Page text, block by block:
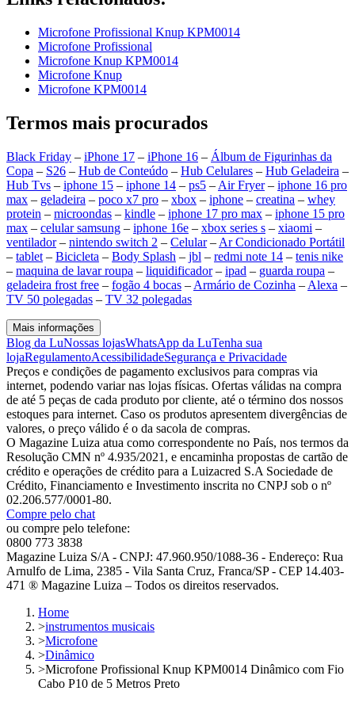
Microfone Profissional Knup KPM0014
Microfone Profissional
Microfone Knup KPM0014
Microfone Knup
Microfone KPM0014
Termos mais procurados
Black Friday – iPhone 17 – iPhone 16 – Álbum de Figurinhas da
Copa – S26 – Hub de Conteúdo – Hub Celulares – Hub Geladeira –
Hub Tvs – iphone 15 – iphone 14 – ps5 – Air Fryer– iphone 16 pro
max – geladeira – poco x7 pro – xbox – iphone – creatina – whey
protein – microondas – kindle – iphone 17 pro max – iphone 15 pro
max – celular samsung – iphone 16e – xbox series s – xiaomi –
ventilador– nintendo switch 2 – Celular– Ar Condicionado Portátil
– tablet – Bicicleta – Body Splash – jbl – redmi note 14 – tenis nike
– maquina de lavar roupa – liquidificador– ipad – guarda roupa –
geladeira frost free – fogão 4 bocas – Armário de Cozinha – Alexa –
TV 50 polegadas – TV 32 polegadas
Mais informações
Blog da LuNossas lojasWhatsApp da LuTenha sua
lojaRegulamentoAcessibilidadeSegurança e Privacidade
Preços e condições de pagamento exclusivos para compras via
internet, podendo variar nas lojas físicas. Ofertas válidas na compra
de até 5 peças de cada produto por cliente, até o término dos nossos
estoques para internet. Caso os produtos apresentem divergências de
valores, o preço válido é o da sacola de compras.
O Magazine Luiza atua como correspondente no País, nos termos da
Resolução CMN nº 4.935/2021, e encaminha propostas de cartão de
crédito e operações de crédito para a Luizacred S.A Sociedade de
Crédito, Financiamento e Investimento inscrita no CNPJ sob o nº
02.206.577/0001-80.
Compre pelo chat
ou compre pelo telefone:
0800 773 3838
Magazine Luiza S/A - CNPJ: 47.960.950/1088-36 - Endereço: Rua
Arnulfo de Lima, 2385 - Vila Santa Cruz, Franca/SP - CEP 14.403-
471 ® Magazine Luiza – Todos os direitos reservados.
Home
>instrumentos musicais
>Microfone
>Dinâmico
>Microfone Profissional Knup KPM0014 Dinâmico com Fio
Cabo P10 de 5 Metros Preto